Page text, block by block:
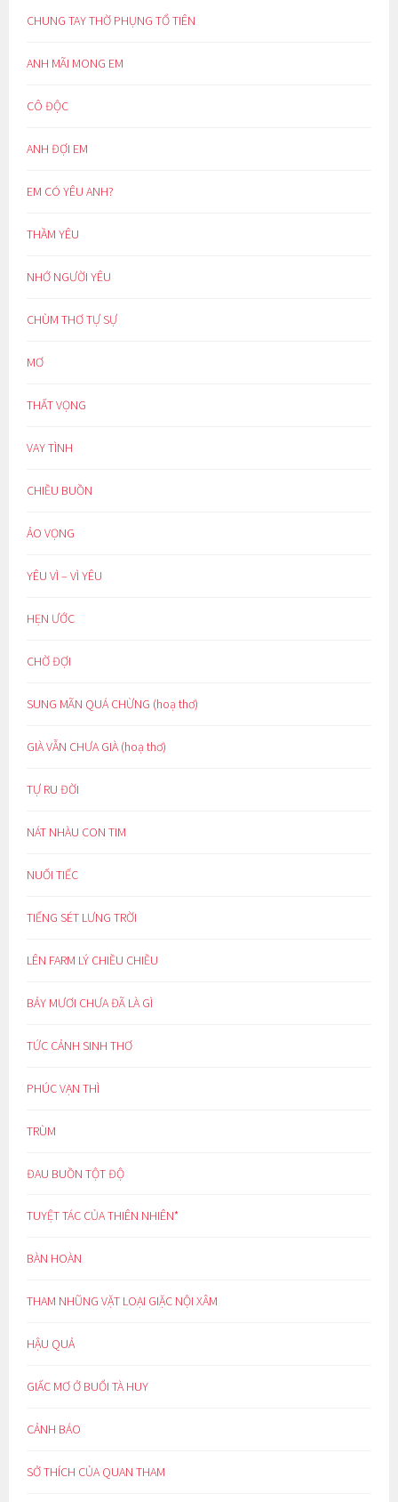
CHUNG TAY THỜ PHỤNG TỔ TIÊN
ANH MÃI MONG EM
CÔ ĐỘC
ANH ĐỢI EM
EM CÓ YÊU ANH?
THẦM YÊU
NHỚ NGƯỜI YÊU
CHÙM THƠ TỰ SỰ
MƠ
THẤT VỌNG
VAY TÌNH
CHIỀU BUỒN
ẢO VỌNG
YÊU VÌ – VÌ YÊU
HẸN ƯỚC
CHỜ ĐỢI
SUNG MÃN QUÁ CHỪNG (hoạ thơ)
GIÀ VẪN CHƯA GIÀ (hoạ thơ)
TỰ RU ĐỜI
NÁT NHÀU CON TIM
NUỐI TIẾC
TIẾNG SÉT LƯNG TRỜI
LÊN FARM LÝ CHIỀU CHIỀU
BẢY MƯƠI CHƯA ĐÃ LÀ GÌ
TỨC CẢNH SINH THƠ
PHÚC VẠN THÌ
TRÙM
ĐAU BUỒN TỘT ĐỘ
TUYỆT TÁC CỦA THIÊN NHIÊN*
BÀN HOÀN
THAM NHŨNG VẶT LOẠI GIẶC NỘI XÂM
HẬU QUẢ
GIẤC MƠ Ở BUỔI TÀ HUY
CẢNH BÁO
SỞ THÍCH CỦA QUAN THAM